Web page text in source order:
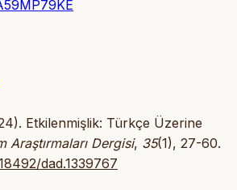
Etkilenmişlik: Türkçe Üzerine
Araştırmaları Dergisi, 35(1), 27-60.
dad.1339767